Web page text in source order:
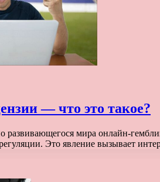
— что это такое?
развивающегося мира онлайн-
Это явление вызывает